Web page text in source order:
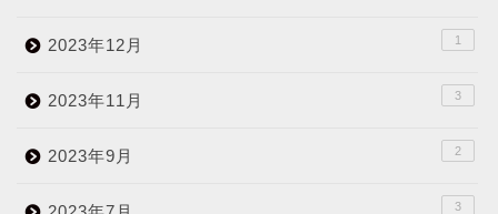
2023年12月 1
2023年11月 3
2023年9月 2
3